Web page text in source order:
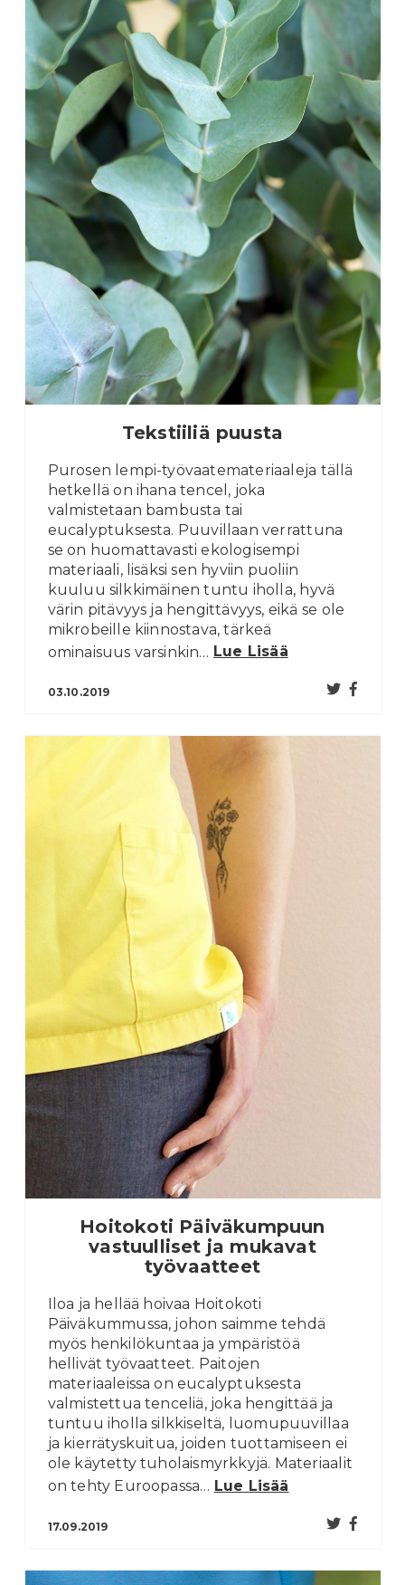
Tekstiiliä puusta
Purosen lempi-työvaatemateriaaleja tällä
hetkellä on ihana tencel, joka
valmistetaan bambusta tai
eucalyptuksesta. Puuvillaan verrattuna
se on huomattavasti ekologisempi
materiaali, lisäksi sen hyviin puoliin
kuuluu silkkimäinen tuntu iholla, hyvä
värin pitävyys ja hengittävyys, eikä se ole
mikrobeille kiinnostava, tärkeä
ominaisuus varsinkin… Lue Lisää
03.10.2019
Hoitokoti Päiväkumpuun
vastuulliset ja mukavat
työvaatteet
Iloa ja hellää hoivaa Hoitokoti
Päiväkummussa, johon saimme tehdä
myös henkilökuntaa ja ympäristöä
hellivät työvaatteet. Paitojen
materiaaleissa on eucalyptuksesta
valmistettua tenceliä, joka hengittää ja
tuntuu iholla silkkiseltä, luomupuuvillaa
ja kierrätyskuitua, joiden tuottamiseen ei
ole käytetty tuholaismyrkkyjä. Materiaalit
on tehty Euroopassa… Lue Lisää
17.09.2019